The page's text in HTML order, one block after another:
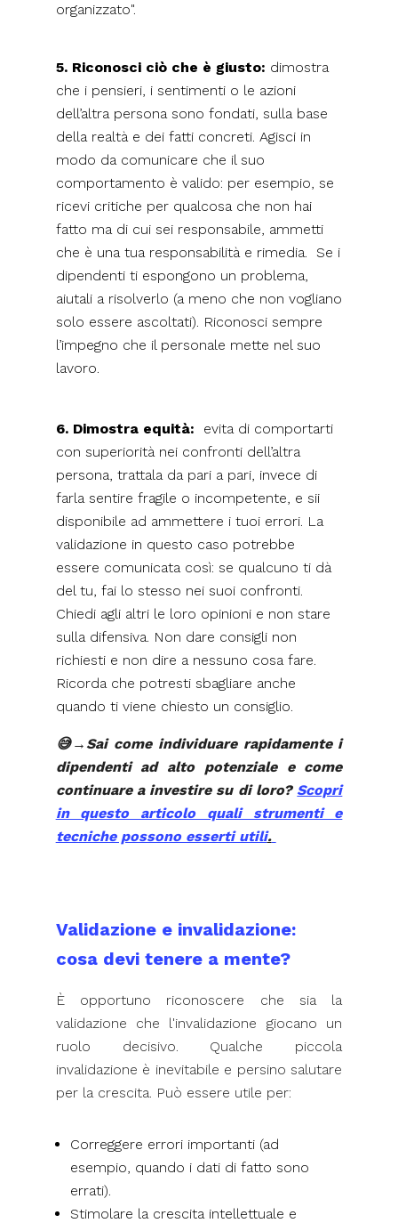
organizzato".
5. Riconosci ciò che è giusto: dimostra
che i pensieri, i sentimenti o le azioni
dell’altra persona sono fondati, sulla base
della realtà e dei fatti concreti. Agisci in
modo da comunicare che il suo
comportamento è valido: per esempio, se
ricevi critiche per qualcosa che non hai
fatto ma di cui sei responsabile, ammetti
che è una tua responsabilità e rimedia. Se i
dipendenti ti espongono un problema,
aiutali a risolverlo (a meno che non vogliano
solo essere ascoltati). Riconosci sempre
l’impegno che il personale mette nel suo
lavoro.
6. Dimostra equità: evita di comportarti
con superiorità nei confronti dell’altra
persona, trattala da pari a pari, invece di
farla sentire fragile o incompetente, e sii
disponibile ad ammettere i tuoi errori. La
validazione in questo caso potrebbe
essere comunicata così: se qualcuno ti dà
del tu, fai lo stesso nei suoi confronti.
Chiedi agli altri le loro opinioni e non stare
sulla difensiva. Non dare consigli non
richiesti e non dire a nessuno cosa fare.
Ricorda che potresti sbagliare anche
quando ti viene chiesto un consiglio.
😅→Sai come individuare rapidamente i
dipendenti ad alto potenziale e come
continuare a investire su di loro? Scopri
in questo articolo quali strumenti e
tecniche possono esserti utili.
Validazione e invalidazione:
cosa devi tenere a mente?
È opportuno riconoscere che sia la
validazione che l'invalidazione giocano un
ruolo decisivo. Qualche piccola
invalidazione è inevitabile e persino salutare
per la crescita. Può essere utile per:
Correggere errori importanti (ad
esempio, quando i dati di fatto sono
errati).
Stimolare la crescita intellettuale e